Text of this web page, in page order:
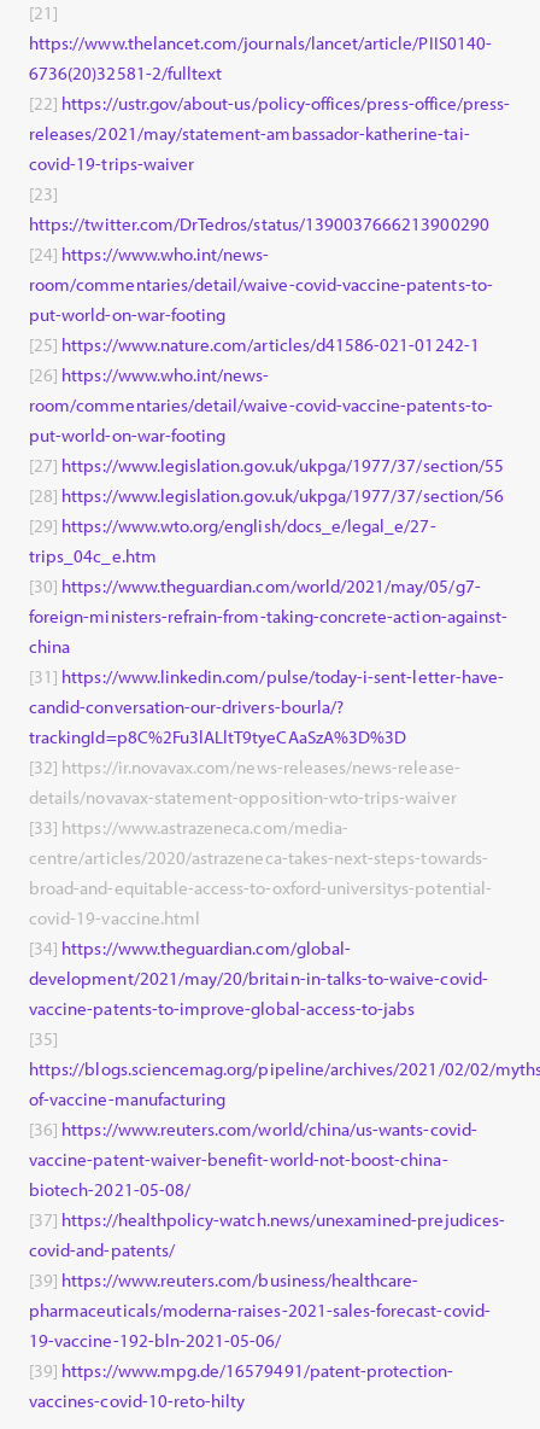
[21]
https://www.thelancet.com/journals/lancet/article/PIIS0140-
6736(20)32581-2/fulltext
[22] https://ustr.gov/about-us/policy-offices/press-office/press-
releases/2021/may/statement-ambassador-katherine-tai-
covid-19-trips-waiver
[23]
https://twitter.com/DrTedros/status/1390037666213900290
[24] https://www.who.int/news-
room/commentaries/detail/waive-covid-vaccine-patents-to-
put-world-on-war-footing
[25] https://www.nature.com/articles/d41586-021-01242-1
[26] https://www.who.int/news-
room/commentaries/detail/waive-covid-vaccine-patents-to-
put-world-on-war-footing
[27] https://www.legislation.gov.uk/ukpga/1977/37/section/55
[28] https://www.legislation.gov.uk/ukpga/1977/37/section/56
[29] https://www.wto.org/english/docs_e/legal_e/27-
trips_04c_e.htm
[30] https://www.theguardian.com/world/2021/may/05/g7-
foreign-ministers-refrain-from-taking-concrete-action-against-
china
[31] https://www.linkedin.com/pulse/today-i-sent-letter-have-
candid-conversation-our-drivers-bourla/?
trackingId=p8C%2Fu3lALltT9tyeCAaSzA%3D%3D
[32] https://ir.novavax.com/news-releases/news-release-
details/novavax-statement-opposition-wto-trips-waiver
[33] https://www.astrazeneca.com/media-
centre/articles/2020/astrazeneca-takes-next-steps-towards-
broad-and-equitable-access-to-oxford-universitys-potential-
covid-19-vaccine.html
[34] https://www.theguardian.com/global-
development/2021/may/20/britain-in-talks-to-waive-covid-
vaccine-patents-to-improve-global-access-to-jabs
[35]
https://blogs.sciencemag.org/pipeline/archives/2021/02/02/
of-vaccine-manufacturing
[36] https://www.reuters.com/world/china/us-wants-covid-
vaccine-patent-waiver-benefit-world-not-boost-china-
biotech-2021-05-08/
[37] https://healthpolicy-watch.news/unexamined-prejudices-
covid-and-patents/
[39] https://www.reuters.com/business/healthcare-
pharmaceuticals/moderna-raises-2021-sales-forecast-covid-
19-vaccine-192-bln-2021-05-06/
[39] https://www.mpg.de/16579491/patent-protection-
vaccines-covid-10-reto-hilty